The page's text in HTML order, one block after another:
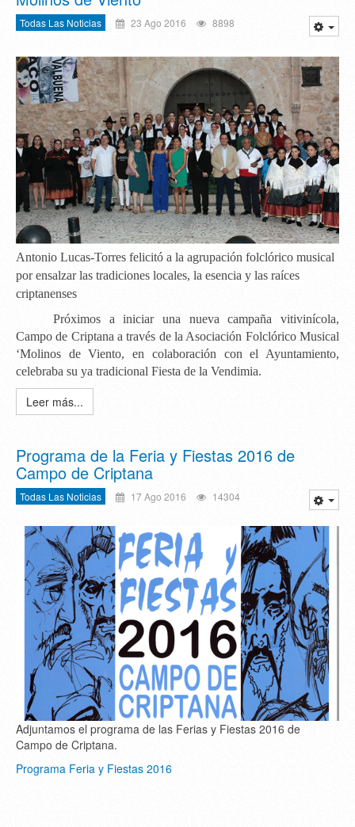
Todas Las Noticias 23 Ago 2016 8898
Antonio Lucas-Torres felicitó a la agrupación folclórico musical
por ensalzar las tradiciones locales, la esencia y las raíces
criptanenses
Próximos a iniciar una nueva campaña vitivinícola,
Campo de Criptana a través de la Asociación Folclórico Musical
‘Molinos de Viento, en colaboración con el Ayuntamiento,
celebraba su ya tradicional Fiesta de la Vendimia.
Leer más...
Programa de la Feria y Fiestas 2016 de
Campo de Criptana
Todas Las Noticias 17 Ago 2016 14304
Adjuntamos el programa de las Ferias y Fiestas 2016 de
Campo de Criptana.
Programa Feria y Fiestas 2016